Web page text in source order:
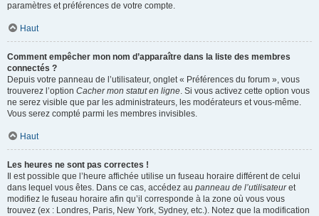
paramètres et préférences de votre compte.
Haut
Comment empêcher mon nom d’apparaître dans la liste des membres
connectés ?
Depuis votre panneau de l’utilisateur, onglet « Préférences du forum », vous
trouverez l’option Cacher mon statut en ligne. Si vous activez cette option vous
ne serez visible que par les administrateurs, les modérateurs et vous-même.
Vous serez compté parmi les membres invisibles.
Haut
Les heures ne sont pas correctes !
Il est possible que l’heure affichée utilise un fuseau horaire différent de celui
dans lequel vous êtes. Dans ce cas, accédez au panneau de l’utilisateuret
modifiez le fuseau horaire afin qu’il corresponde à la zone où vous vous
trouvez (ex : Londres, Paris, New York, Sydney, etc.). Notez que la modification